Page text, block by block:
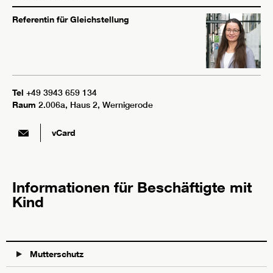
Referentin für Gleichstellung
Tel +49 3943 659 134
Raum 2.006a, Haus 2, Wernigerode
vCard
Informationen für Beschäftigte mit
Kind
Mutterschutz